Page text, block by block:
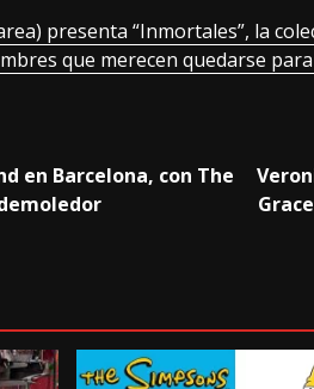
presenta “Inmortales”, la
que merecen quedarse
en Barcelona, con The